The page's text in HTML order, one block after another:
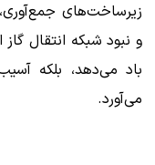
زیرساخت‌های
و نبود شبکه انتقال گاز
باد می‌دهد، بلکه
می‌آورد.